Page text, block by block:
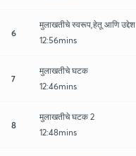
6
मुलाखतीचे स्वरूप,हेतू आणि उद्देश
12:56mins
7
मुलाखतीचे घटक
12:46mins
8
मुलाखतीचे घटक 2
12:48mins